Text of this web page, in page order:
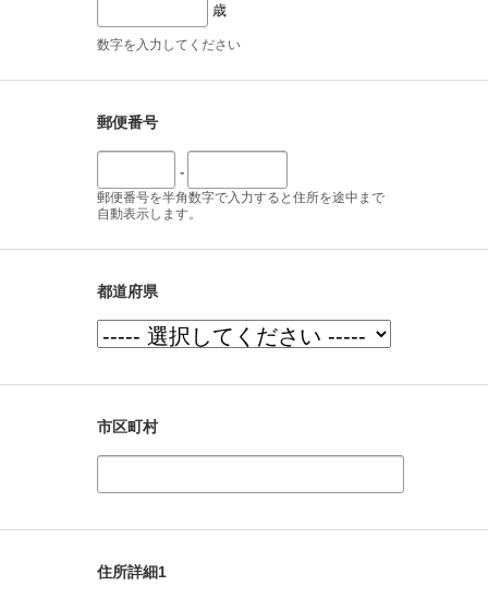
歳
数字を入力してください
郵便番号
-
郵便番号を半角数字で入力すると住所を途中まで
自動表示します。
都道府県
市区町村
住所詳細1